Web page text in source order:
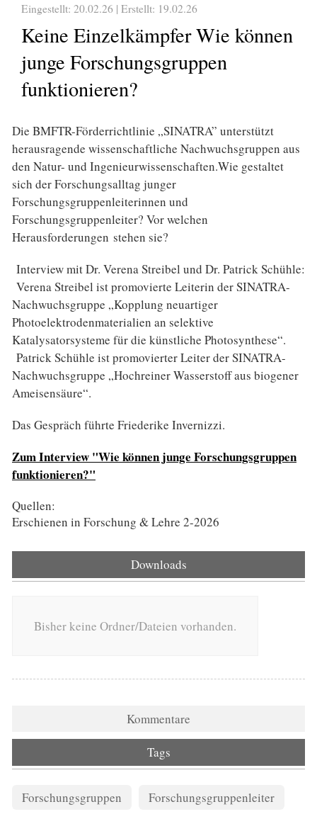
Eingestellt: 20.02.26 | Erstellt: 19.02.26
Keine Einzelkämpfer Wie können
junge Forschungsgruppen
funktionieren?
Die BMFTR-Förderrichtlinie „SINATRA” unterstützt
herausragende wissenschaftliche Nachwuchsgruppen aus
den Natur- und Ingenieurwissenschaften.Wie gestaltet
sich der Forschungsalltag junger
Forschungsgruppenleiterinnen und
Forschungsgruppenleiter? Vor welchen
Herausforderungen stehen sie?
Interview mit Dr. Verena Streibel und Dr. Patrick Schühle:
Verena Streibel ist promovierte Leiterin der SINATRA-
Nachwuchsgruppe „Kopplung neuartiger
Photoelektrodenmaterialien an selektive
Katalysatorsysteme für die künstliche Photosynthese“.
Patrick Schühle ist promovierter Leiter der SINATRA-
Nachwuchsgruppe „Hochreiner Wasserstoff aus biogener
Ameisensäure“.
Das Gespräch führte Friederike Invernizzi.
Zum Interview "Wie können junge Forschungsgruppen
funktionieren?"
Quellen:
Erschienen in Forschung & Lehre 2-2026
Downloads
Bisher keine Ordner/Dateien vorhanden.
Kommentare
Tags
Forschungsgruppen Forschungsgruppenleiter